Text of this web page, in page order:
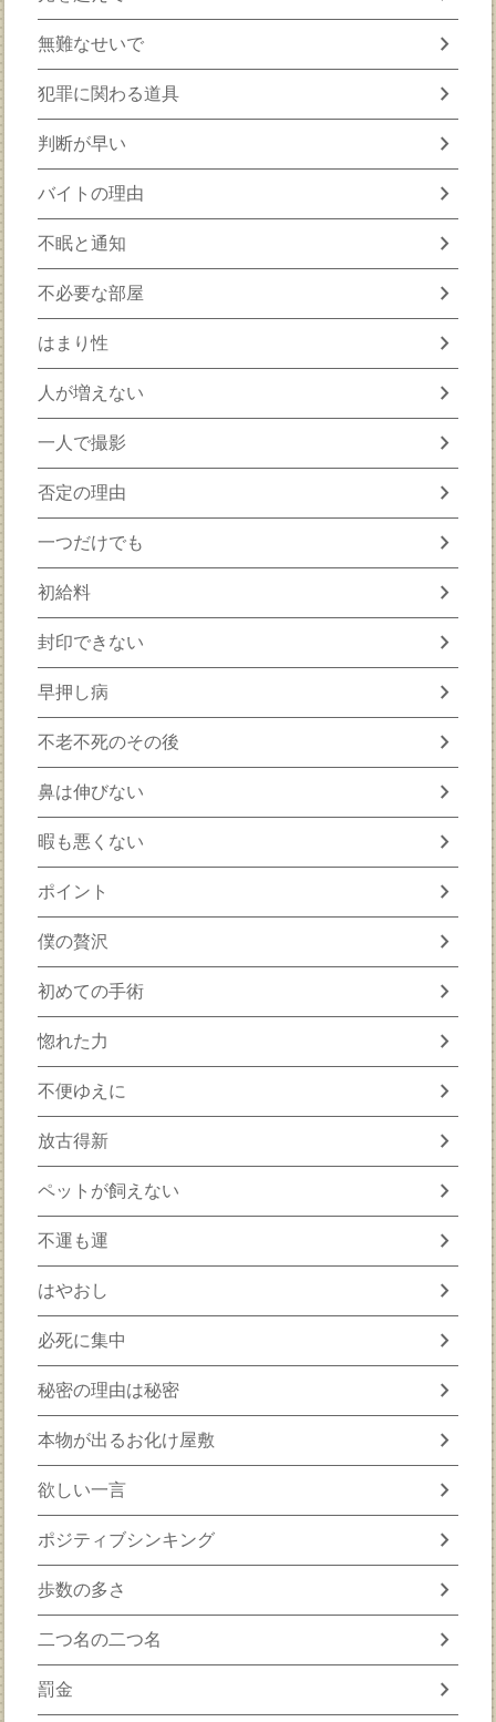
無難なせいで chevron_right
犯罪に関わる道具 chevron_right
判断が早い chevron_right
バイトの理由 chevron_right
不眠と通知 chevron_right
不必要な部屋 chevron_right
はまり性 chevron_right
人が増えない chevron_right
一人で撮影 chevron_right
否定の理由 chevron_right
一つだけでも chevron_right
初給料 chevron_right
封印できない chevron_right
早押し病 chevron_right
不老不死のその後 chevron_right
鼻は伸びない chevron_right
暇も悪くない chevron_right
ポイント chevron_right
僕の贅沢 chevron_right
初めての手術 chevron_right
惚れた力 chevron_right
不便ゆえに chevron_right
放古得新 chevron_right
ペットが飼えない chevron_right
不運も運 chevron_right
はやおし chevron_right
必死に集中 chevron_right
秘密の理由は秘密 chevron_right
本物が出るお化け屋敷 chevron_right
欲しい一言 chevron_right
ポジティブシンキング chevron_right
歩数の多さ chevron_right
二つ名の二つ名 chevron_right
罰金 chevron_right